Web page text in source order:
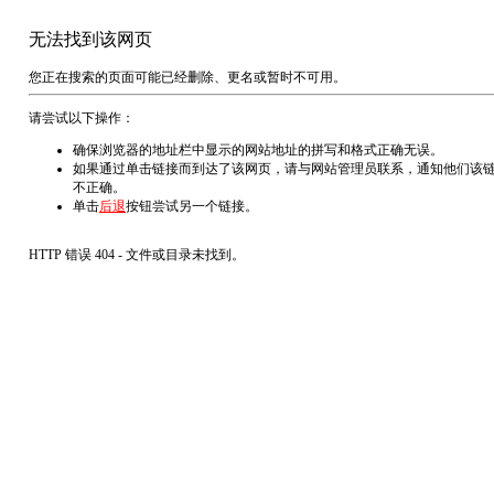
无法找到该网页
您正在搜索的页面可能已经删除、更名或暂时不可用。
请尝试以下操作：
确保浏览器的地址栏中显示的网站地址的拼写和格式正确无误。
如果通过单击链接而到达了该网页，请与网站管理员联系，通知他们该
不正确。
单击后退按钮尝试另一个链接。
HTTP 错误 404 - 文件或目录未找到。